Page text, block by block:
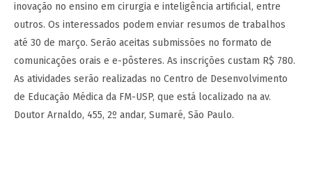
inovação no ensino em cirurgia e inteligência artificial, entre
outros. Os interessados podem enviar resumos de trabalhos
até 30 de março. Serão aceitas submissões no formato de
comunicações orais e e-pôsteres. As inscrições custam R$ 780.
As atividades serão realizadas no Centro de Desenvolvimento
de Educação Médica da FM-USP, que está localizado na av.
Doutor Arnaldo, 455, 2º andar, Sumaré, São Paulo.